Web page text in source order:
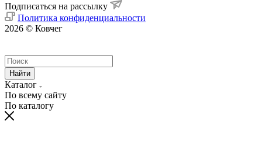
Подписаться на рассылку
Политика конфиденциальности
2026 © Ковчег
Найти
Каталог
По всему сайту
По каталогу